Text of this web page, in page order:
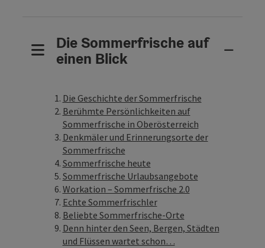
Die Sommerfrische auf
einen Blick
Die Geschichte der Sommerfrische
Berühmte Persönlichkeiten auf
Sommerfrische in Oberösterreich
Denkmäler und Erinnerungsorte der
Sommerfrische
Sommerfrische heute
Sommerfrische Urlaubsangebote
Workation – Sommerfrische 2.0
Echte Sommerfrischler
Beliebte Sommerfrische-Orte
Denn hinter den Seen, Bergen, Städten
und Flüssen wartet schon…